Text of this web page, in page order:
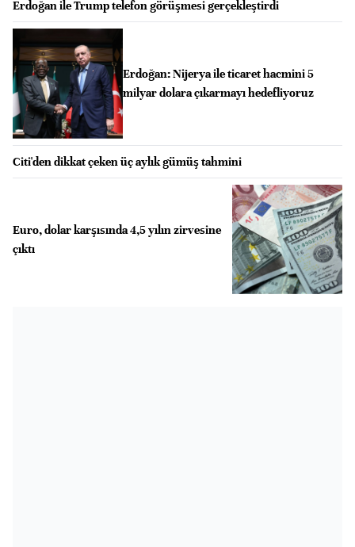
Erdoğan ile Trump telefon görüşmesi gerçekleştirdi
Erdoğan: Nijerya ile ticaret hacmini 5
milyar dolara çıkarmayı hedefliyoruz
Citi'den dikkat çeken üç aylık gümüş tahmini
Euro, dolar karşısında 4,5 yılın zirvesine
çıktı